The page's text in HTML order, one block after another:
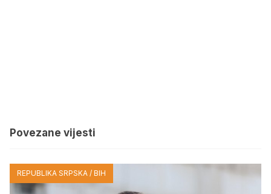
Povezane vijesti
REPUBLIKA SRPSKA / BIH